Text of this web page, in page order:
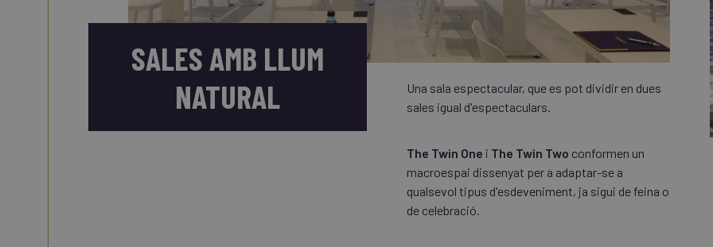
SALES AMB LLUM
NATURAL
Una sala espectacular, que es pot dividir en dues
sales igual d'espectaculars.
The Twin One i The Twin Two conformen un
macroespai dissenyat per a adaptar-se a
qualsevol tipus d'esdeveniment, ja sigui de feina o
de celebració.